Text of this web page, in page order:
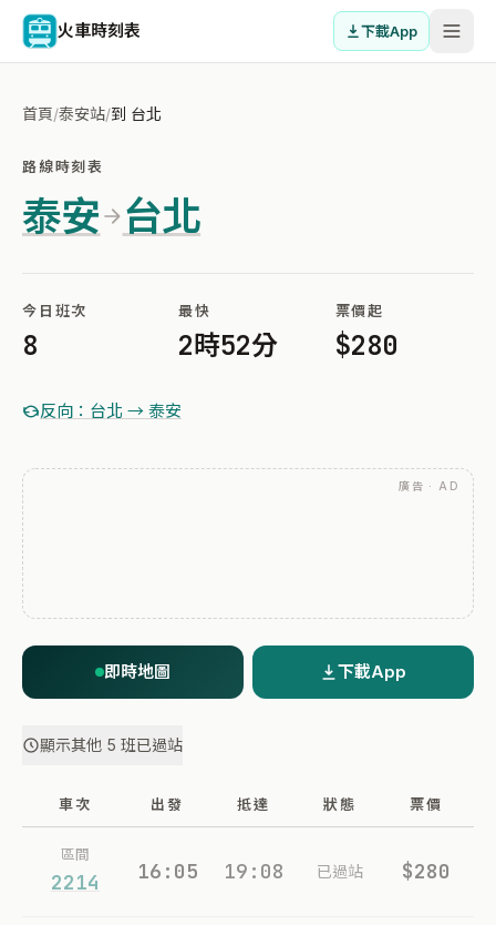
火車時刻表 下載App
首頁/泰安站/到 台北
路線時刻表
泰安 台北
今日班次
8
最快
2時52分
票價起
$280
反向：台北 → 泰安
廣告 · AD
即時地圖 下載App
顯示其他 5 班已過站
車次 出發 抵達 狀態 票價
區間
2214 16:05 19:08 已過站 $280